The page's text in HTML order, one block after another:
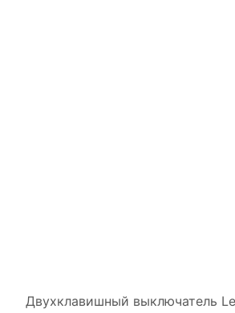
Двухклавишный выключатель